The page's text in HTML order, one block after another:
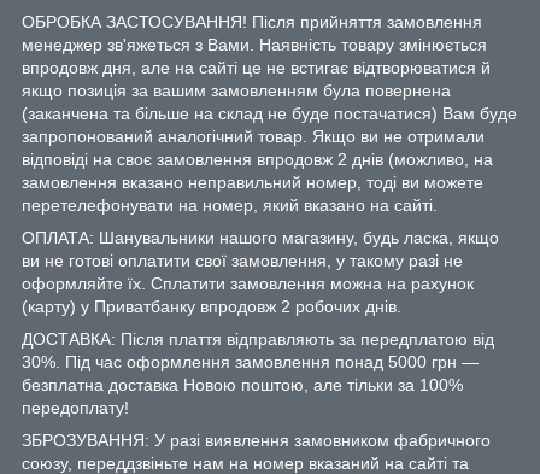
ОБРОБКА ЗАСТОСУВАННЯ! Після прийняття замовлення
менеджер зв'яжеться з Вами. Наявність товару змінюється
впродовж дня, але на сайті це не встигає відтворюватися й
якщо позиція за вашим замовленням була повернена
(заканчена та більше на склад не буде постачатися) Вам буде
запропонований аналогічний товар. Якщо ви не отримали
відповіді на своє замовлення впродовж 2 днів (можливо, на
замовлення вказано неправильний номер, тоді ви можете
перетелефонувати на номер, який вказано на сайті.
ОПЛАТА: Шанувальники нашого магазину, будь ласка, якщо
ви не готові оплатити свої замовлення, у такому разі не
оформляйте їх. Сплатити замовлення можна на рахунок
(карту) у Приватбанку впродовж 2 робочих днів.
ДОСТАВКА: Після плаття відправляють за передплатою від
30%. Під час оформлення замовлення понад 5000 грн —
безплатна доставка Новою поштою, але тільки за 100%
передоплату!
ЗБРОЗУВАННЯ: У разі виявлення замовником фабричного
союзу, переддзвіньте нам на номер вказаний на сайті та